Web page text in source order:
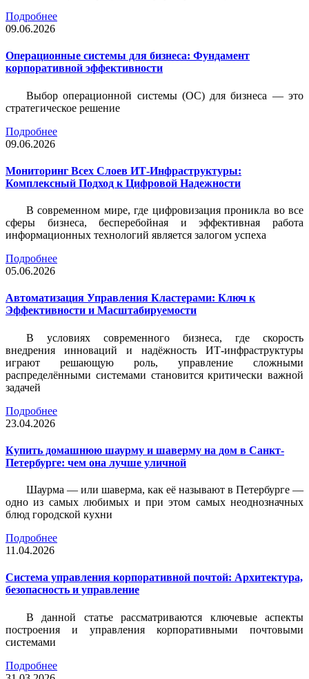
Подробнее
09.06.2026
Операционные системы для бизнеса: Фундамент
корпоративной эффективности
Выбор операционной системы (ОС) для бизнеса — это
стратегическое решение
Подробнее
09.06.2026
Мониторинг Всех Слоев ИТ-Инфраструктуры:
Комплексный Подход к Цифровой Надежности
В современном мире, где цифровизация проникла во все
сферы бизнеса, бесперебойная и эффективная работа
информационных технологий является залогом успеха
Подробнее
05.06.2026
Автоматизация Управления Кластерами: Ключ к
Эффективности и Масштабируемости
В условиях современного бизнеса, где скорость
внедрения инноваций и надёжность ИТ-инфраструктуры
играют решающую роль, управление сложными
распределёнными системами становится критически важной
задачей
Подробнее
23.04.2026
Купить домашнюю шаурму и шаверму на дом в Санкт-
Петербурге: чем она лучше уличной
Шаурма — или шаверма, как её называют в Петербурге —
одно из самых любимых и при этом самых неоднозначных
блюд городской кухни
Подробнее
11.04.2026
Система управления корпоративной почтой: Архитектура,
безопасность и управление
В данной статье рассматриваются ключевые аспекты
построения и управления корпоративными почтовыми
системами
Подробнее